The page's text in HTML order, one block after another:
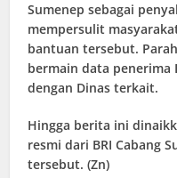
Sumenep sebagai
mempersulit
bantuan tersebut.
bermain data penerima
dengan Dinas terkait.
Hingga berita ini
resmi dari BRI Cabang
tersebut. (Zn)